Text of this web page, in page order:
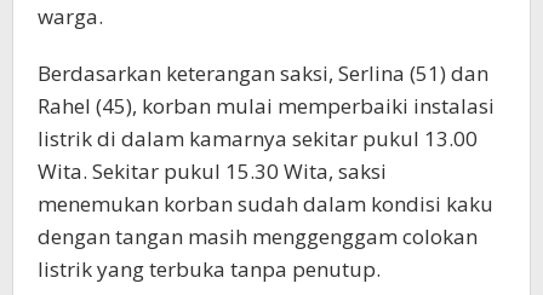
warga.
Berdasarkan keterangan saksi, Serlina (51) dan
Rahel (45), korban mulai memperbaiki instalasi
listrik di dalam kamarnya sekitar pukul 13.00
Wita. Sekitar pukul 15.30 Wita, saksi
menemukan korban sudah dalam kondisi kaku
dengan tangan masih menggenggam colokan
listrik yang terbuka tanpa penutup.